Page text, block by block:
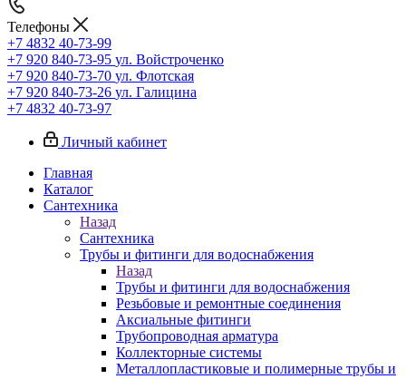
Телефоны
+7 4832 40-73-99
+7 920 840-73-95 ул. Войстроченко
+7 920 840-73-70 ул. Флотская
+7 920 840-73-26 ул. Галицина
+7 4832 40-73-97
Личный кабинет
Главная
Каталог
Сантехника
Назад
Сантехника
Трубы и фитинги для водоснабжения
Назад
Трубы и фитинги для водоснабжения
Резьбовые и ремонтные соединения
Аксиальные фитинги
Трубопроводная арматура
Коллекторные системы
Металлопластиковые и полимерные трубы и